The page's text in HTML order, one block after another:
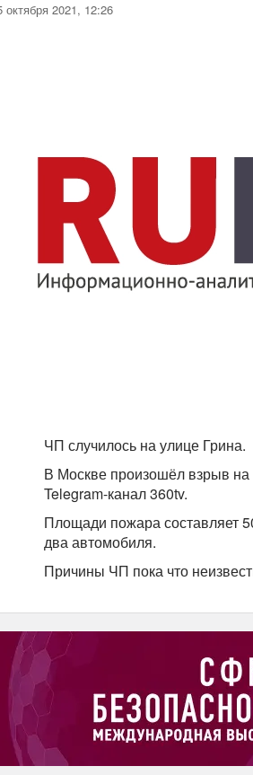
2021, 12:26
ЧП случилось на улице Грина.
В Москве произошёл взрыв на
Telegram-канал 360tv.
Площади пожара составляет
два автомобиля.
Причины ЧП пока что